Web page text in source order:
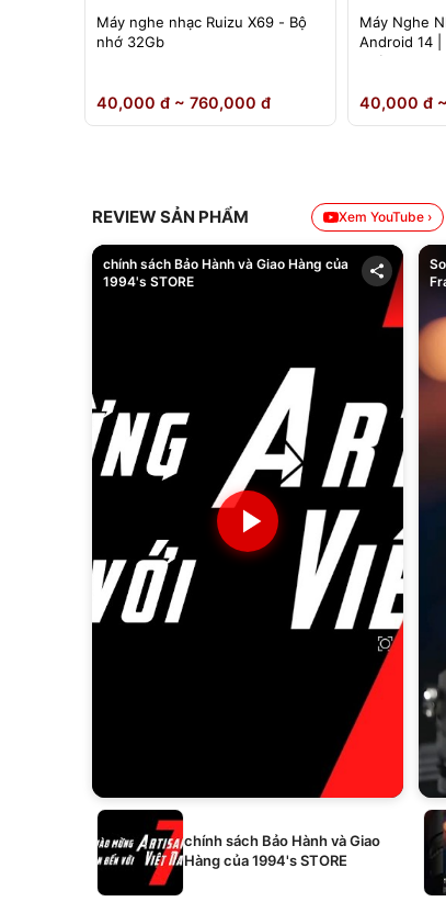
Máy nghe nhạc Ruizu X69 - Bộ
nhớ 32Gb
40,000 đ ~ 760,000 đ
Máy Nghe
Android 14 |
Chính Hãng
40,000 đ
REVIEW SẢN PHẨM Xem YouTube ›
chính sách Bảo Hành và Giao Hàng của
1994's STORE
chính sách Bảo Hành và Giao
Hàng của 1994's STORE